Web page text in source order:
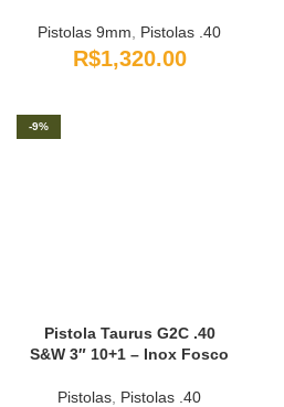
Pistolas 9mm Pistolas .40
R$1,320.00
-9%
Pistola Taurus G2C .40
S&W 3″ 10+1 – Inox Fosco
Pistolas Pistolas .40